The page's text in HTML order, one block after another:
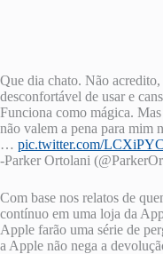
Que dia chato. Não
desconfortável de usar e
Funciona como mágica.
não valem a pena para mim
… pic.twitter.com/
-Parker Ortolani
Com base nos relatos de
contínuo em uma loja da
Apple farão uma série de
a Apple não nega a